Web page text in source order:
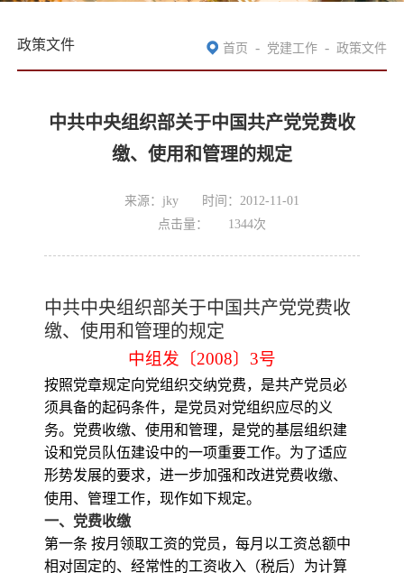
政策文件 首页 - 党建工作 - 政策文件
中共中央组织部关于中国共产党党费收
缴、使用和管理的规定
来源：jky
时间：2012-11-01
点击量：
1344次
中共中央组织部关于中 国 共产党党费收
缴、使用和管理的规定
中组发〔2008〕 3号
按照党章规定向党组织交纳党费，是共产党员必
须具备的起码条件，是党员对党组织应尽的义
务。党费收缴、使用和管理，是党的基层组织建
设和党员队伍建设中的一项重要工作。为了适应
形势发展的要求，进一步加强和改进党费收缴、
使用、管理工作，现作如下规定。
一、党费收缴
第一条 按月领取工资的党员，每月以工资总额中
相对固定的、经常性的工资收入（税后）为计算